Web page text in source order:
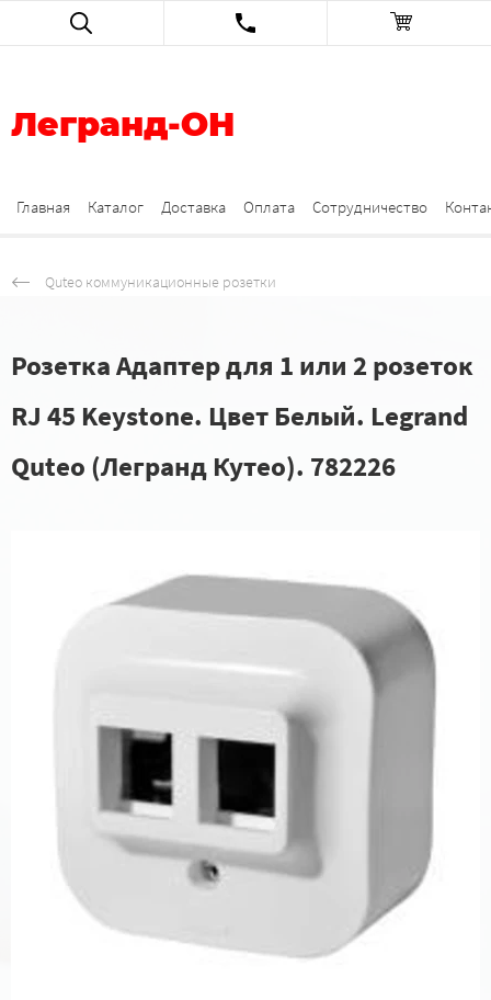
Легранд-ОН
Главная Каталог Доставка Оплата Сотрудничество
Quteo коммуникационные розетки
Розетка Адаптер для 1 или 2 розеток
RJ 45 Keystone. Цвет Белый. Legrand
Quteo (Легранд Кутео). 782226